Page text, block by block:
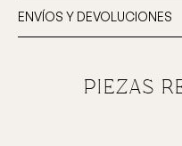
ENVÍOS Y DEVOLUCIONES
Piezas
QUIERO